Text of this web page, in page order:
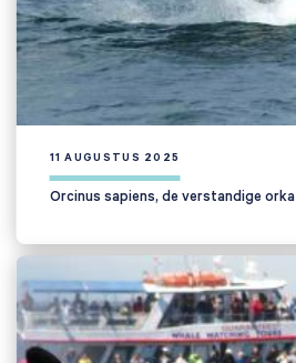
11 AUGUSTUS 2025
Orcinus sapiens, de verstandige orka